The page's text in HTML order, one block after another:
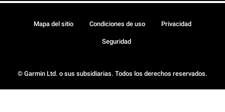
© Garmin Ltd. o sus subsidiarias. Todos los derechos reservados.
Mapa del sitio Condiciones de uso Privacidad
Seguridad